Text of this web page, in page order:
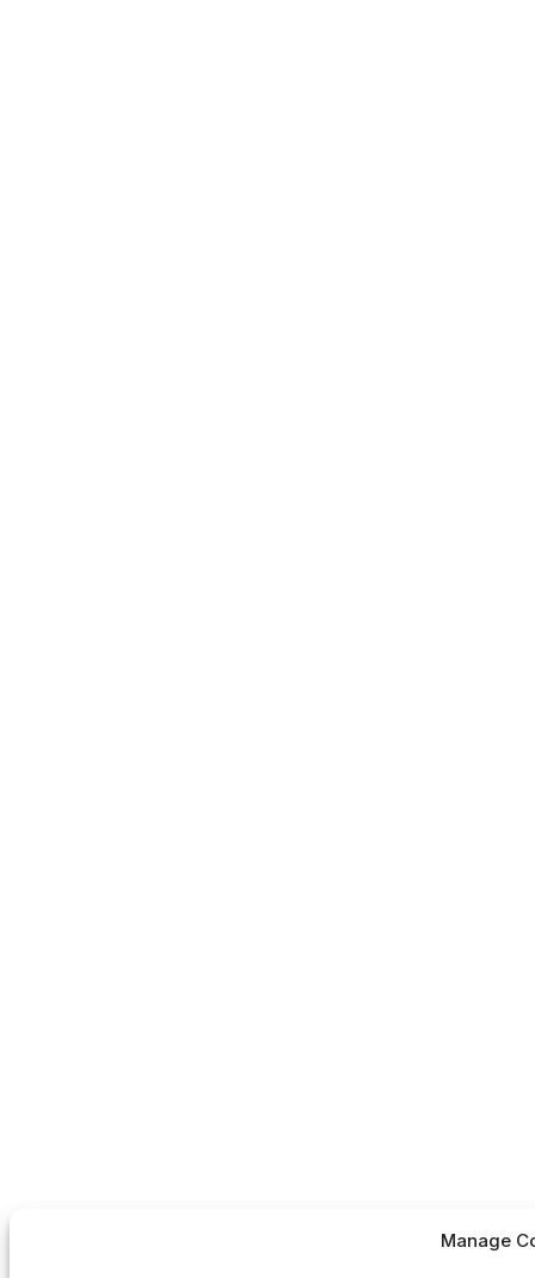
Manage